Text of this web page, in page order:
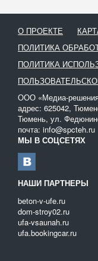
О ПРОЕКТЕ
ПОЛИТИКА
ПОЛИТИКА
ООО «Медиа-
адрес: 625042,
Тюмень, ул.
почта: info@spcteh.ru
МЫ В СОЦСЕТЯХ
НАШИ ПАРТНЕРЫ
beton-v-ufe.ru
dom-stroy02.ru
ufa-vsaunah.ru
ufa.bookingcar.ru